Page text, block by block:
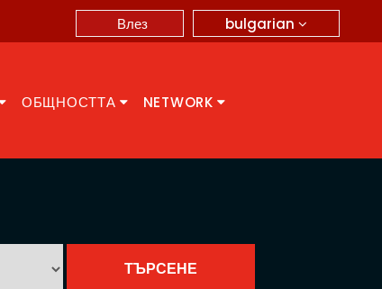
bulgarian
Влез
ОБЩНОСТТА NETWORK